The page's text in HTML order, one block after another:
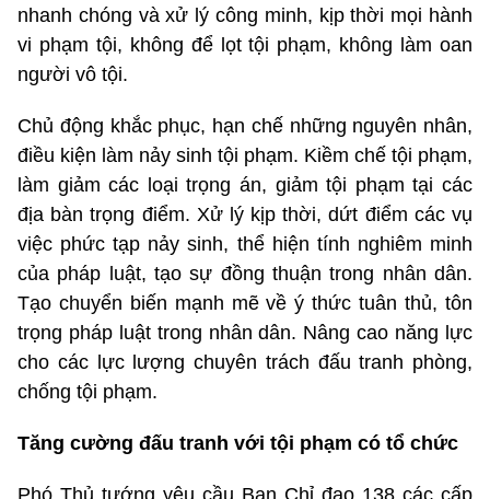
nhanh chóng và xử lý công minh, kịp thời mọi hành
vi phạm tội, không để lọt tội phạm, không làm oan
người vô tội.
Chủ động khắc phục, hạn chế những nguyên nhân,
điều kiện làm nảy sinh tội phạm. Kiềm chế tội phạm,
làm giảm các loại trọng án, giảm tội phạm tại các
địa bàn trọng điểm. Xử lý kịp thời, dứt điểm các vụ
việc phức tạp nảy sinh, thể hiện tính nghiêm minh
của pháp luật, tạo sự đồng thuận trong nhân dân.
Tạo chuyển biến mạnh mẽ về ý thức tuân thủ, tôn
trọng pháp luật trong nhân dân. Nâng cao năng lực
cho các lực lượng chuyên trách đấu tranh phòng,
chống tội phạm.
Tăng cường đấu tranh với tội phạm có tổ chức